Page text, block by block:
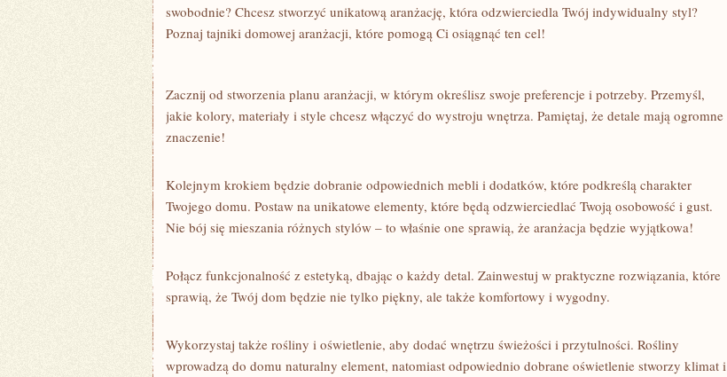
swobodnie? Chcesz stworzyć unikatową aranżację, która odzwierciedla Twój indywidualny styl?
Poznaj tajniki domowej⁣ aranżacji, które pomogą ​Ci osiągnąć ten⁣ cel!
Zacznij od ⁢stworzenia planu aranżacji, w którym określisz ⁤swoje preferencje i potrzeby. Przemyśl,
jakie ⁤kolory, ⁣materiały⁢ i style chcesz włączyć do wystroju⁣ wnętrza. Pamiętaj, że detale mają ogromne
znaczenie!
Kolejnym krokiem będzie⁣ dobranie ‌odpowiednich mebli i dodatków,⁢ które⁤ podkreślą ‍charakter
Twojego domu. Postaw na unikatowe elementy, które będą odzwierciedlać Twoją osobowość i⁢ gust.
Nie bój się mieszania różnych stylów – to właśnie one​ sprawią, że aranżacja‌ będzie⁣ wyjątkowa!
Połącz funkcjonalność z estetyką, dbając o każdy detal. Zainwestuj w praktyczne rozwiązania, ⁣które
sprawią, że Twój dom będzie nie​ tylko piękny, ale także komfortowy i wygodny.
Wykorzystaj także rośliny i oświetlenie, aby dodać ⁤wnętrzu świeżości i przytulności. Rośliny
wprowadzą do domu⁣ naturalny⁢ element, ⁤natomiast odpowiednio dobrane oświetlenie stworzy klimat i